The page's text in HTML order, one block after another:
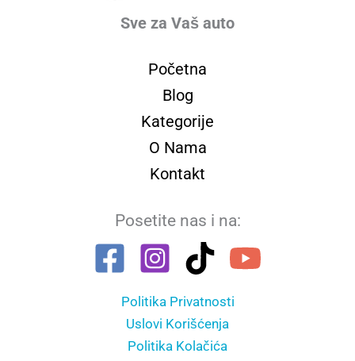
Sve za Vaš auto
Početna
Blog
Kategorije
O Nama
Kontakt
Posetite nas i na:
Politika Privatnosti
Uslovi Korišćenja
Politika Kolačića